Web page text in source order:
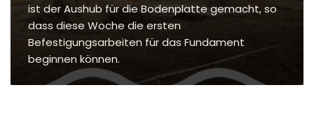
ist der Aushub für die Bodenplatte gemacht, so
dass diese Woche die ersten
Befestigungsarbeiten für das Fundament
beginnen können.